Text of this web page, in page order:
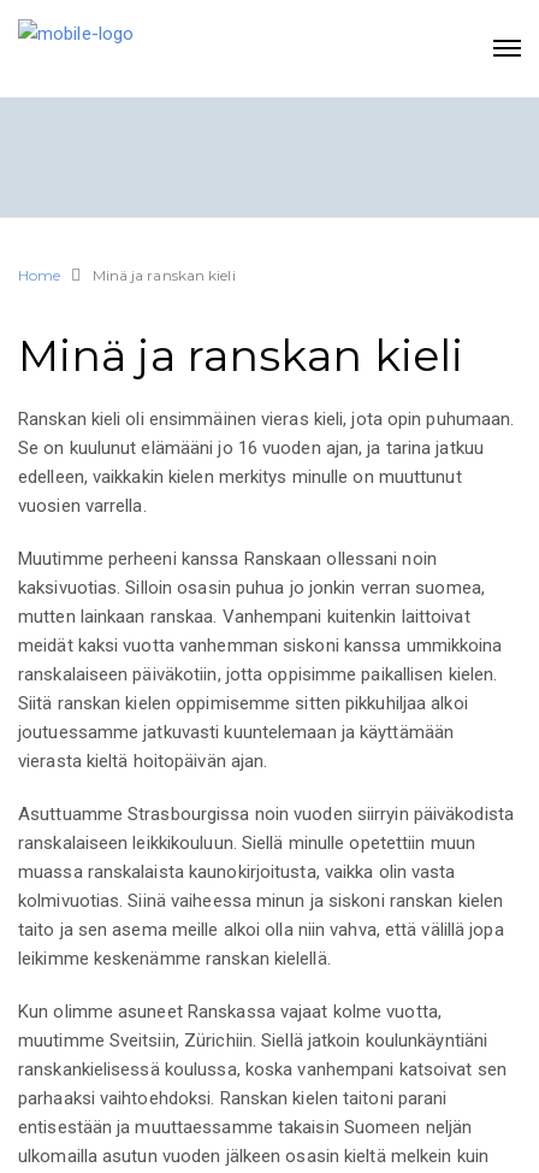
Home Minä ja ranskan kieli
Minä ja ranskan kieli
Ranskan kieli oli ensimmäinen vieras kieli, jota opin puhumaan.
Se on kuulunut elämääni jo 16 vuoden ajan, ja tarina jatkuu
edelleen, vaikkakin kielen merkitys minulle on muuttunut
vuosien varrella.
Muutimme perheeni kanssa Ranskaan ollessani noin
kaksivuotias. Silloin osasin puhua jo jonkin verran suomea,
mutten lainkaan ranskaa. Vanhempani kuitenkin laittoivat
meidät kaksi vuotta vanhemman siskoni kanssa ummikkoina
ranskalaiseen päiväkotiin, jotta oppisimme paikallisen kielen.
Siitä ranskan kielen oppimisemme sitten pikkuhiljaa alkoi
joutuessamme jatkuvasti kuuntelemaan ja käyttämään
vierasta kieltä hoitopäivän ajan.
Asuttuamme Strasbourgissa noin vuoden siirryin päiväkodista
ranskalaiseen leikkikouluun. Siellä minulle opetettiin muun
muassa ranskalaista kaunokirjoitusta, vaikka olin vasta
kolmivuotias. Siinä vaiheessa minun ja siskoni ranskan kielen
taito ja sen asema meille alkoi olla niin vahva, että välillä jopa
leikimme keskenämme ranskan kielellä.
Kun olimme asuneet Ranskassa vajaat kolme vuotta,
muutimme Sveitsiin, Zürichiin. Siellä jatkoin koulunkäyntiäni
ranskankielisessä koulussa, koska vanhempani katsoivat sen
parhaaksi vaihtoehdoksi. Ranskan kielen taitoni parani
entisestään ja muuttaessamme takaisin Suomeen neljän
ulkomailla asutun vuoden jälkeen osasin kieltä melkein kuin